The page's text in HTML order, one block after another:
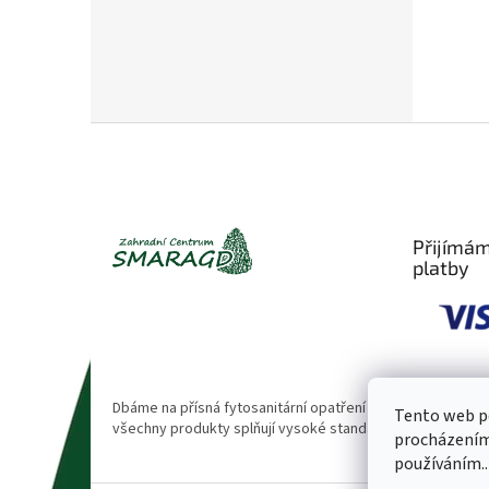
Tento web
platby
Dbáme na přísná fytosanitární opatření 🌱. Naše
všechny produkty splňují vysoké standardy kvality.